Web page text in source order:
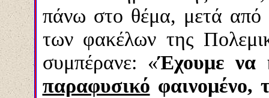
πάνω στο θέμα, μετά από
των φακέλων της
συμπέρανε: «Έχουμε να
παραφυσικό φαινομένο,